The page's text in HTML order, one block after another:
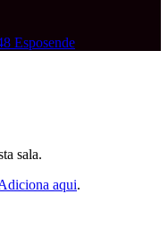
Esposende
sala.
aqui.